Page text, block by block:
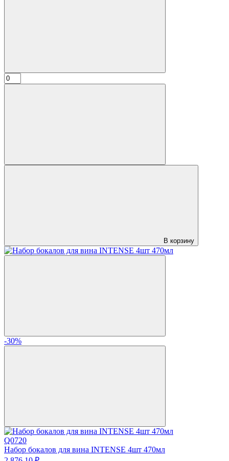
В корзину
-30%
Q0720
Набор бокалов для вина INTENSE 4шт 470мл